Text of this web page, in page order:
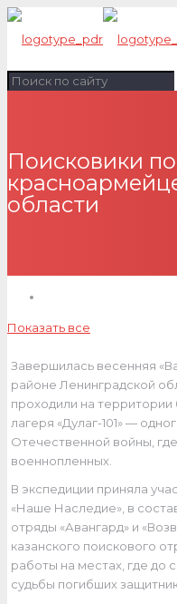
Поисковики
области
Показать все
Завершилась весенняя
районе Ленинградской
проходили на
лагеря «Дулаг-101» —
Отечественной войны,
военнопленных.
В экспедиции приняла
«Наше Наследие», в
отряды «Авангард» и
казанского поискового
работы на местах, где до
судьбы погибших